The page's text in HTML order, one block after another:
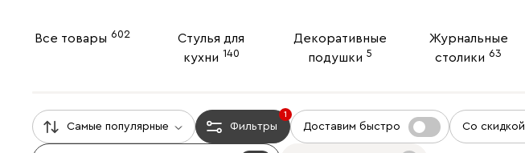
Все товары 602
Стулья для
кухни 140
Декоративные
подушки 5
Журнальные
столики 63
Самые популярные Фильтры
1
Доставим быстро Со скидкой